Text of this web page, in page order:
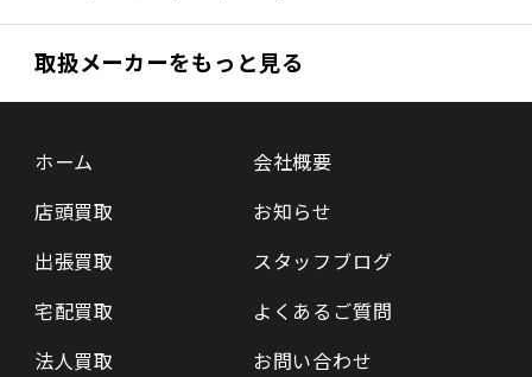
取扱メーカーをもっと見る
ホーム
店頭買取
出張買取
宅配買取
法人買取
会社概要
お知らせ
スタッフブログ
よくあるご質問
お問い合わせ